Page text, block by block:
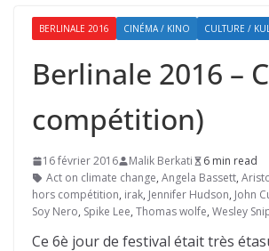
BERLINALE 2016 CINÉMA / KINO CULTURE /
Berlinale 2016 –
compétition)
16 février 2016 Malik Berkati
6 min read
Act on climate change, Angela Bassett,
hors compétition, irak, Jennifer Hudson, John
Soy Nero, Spike Lee, Thomas wolfe, Wesley
Ce 6è jour de festival était très